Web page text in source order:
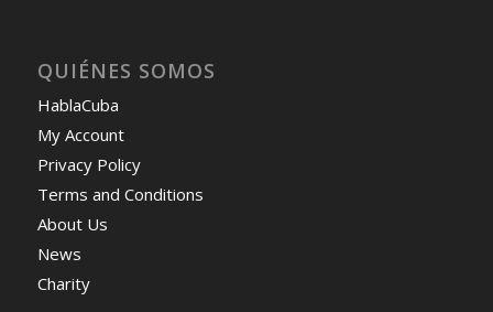
QUIÉNES SOMOS
HablaCuba
My Account
Privacy Policy
Terms and Conditions
About Us
News
Charity